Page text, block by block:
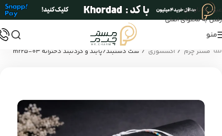
عبور به ناوبری
رفتن به محتوای اصلی
منو
مستر چرم / اکسسوری / ست دستبند/پابند و گردنبند دخترانه mr25-03